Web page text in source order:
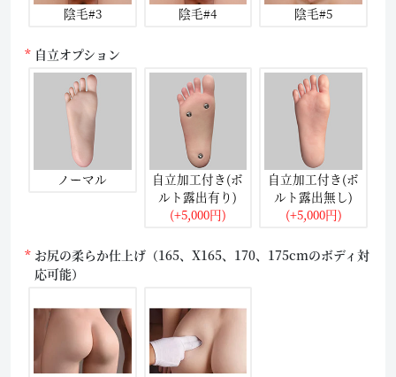
陰毛#3 陰毛#4 陰毛#5
自立オプション
ノーマル
自立加工付き(ボ
ルト露出有り)
(+5,000円)
自立加工付き(ボ
ルト露出無し)
(+5,000円)
お尻の柔らか仕上げ（165、X165、170、175cmのボディ対
応可能）